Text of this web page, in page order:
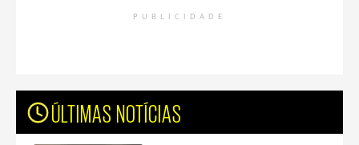
PUBLICIDADE
ÚLTIMAS NOTÍCIAS